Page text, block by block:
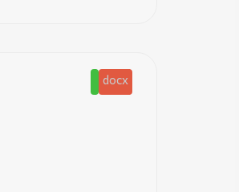
docx